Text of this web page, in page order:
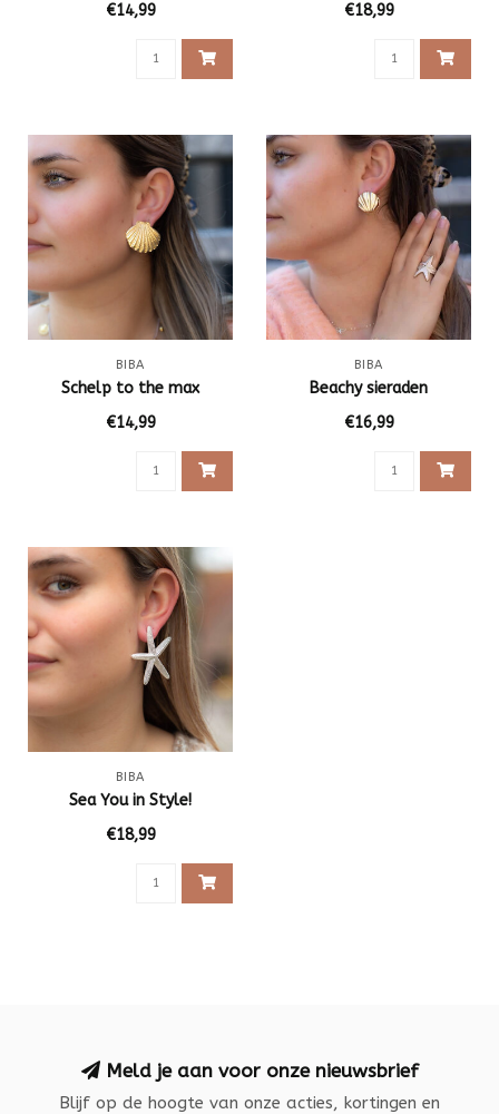
€14,99
€18,99
BIBA
Schelp to the max
€14,99
BIBA
Beachy sieraden
€16,99
BIBA
Sea You in Style!
€18,99
Meld je aan voor onze nieuwsbrief
Blijf op de hoogte van onze acties, kortingen en